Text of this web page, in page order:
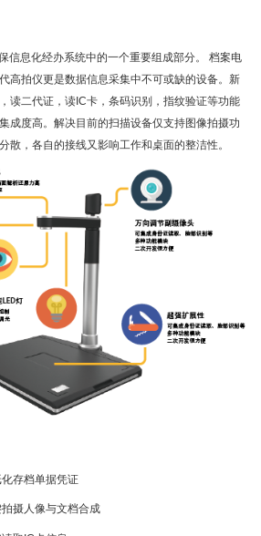
信息化经办系统中的一个重要组成部分。 档案电
高拍仪更是数据信息采集中不可或缺的设备。新
读二代证，读IC卡，条码识别，指纹验证等功能
成度高。解决目前的扫描设备仅支持图像拍摄功
散，各自的接线又影响工作和桌面的整洁性。
存档单据凭证
摄人像与文档合成